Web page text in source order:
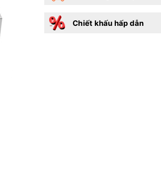
Chiết khấu hấp dẫn